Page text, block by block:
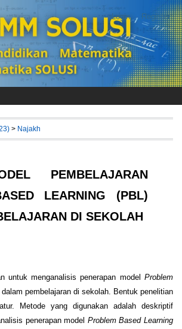
Login Register
> Najakh
PEMBELAJARAN
LEARNING (PBL)
DI SEKOLAH
untuk menganalisis penerapan model Problem
dalam pembelajaran di sekolah. Bentuk penelitian
Metode yang digunakan adalah deskriptif
penerapan model Problem Based Learning